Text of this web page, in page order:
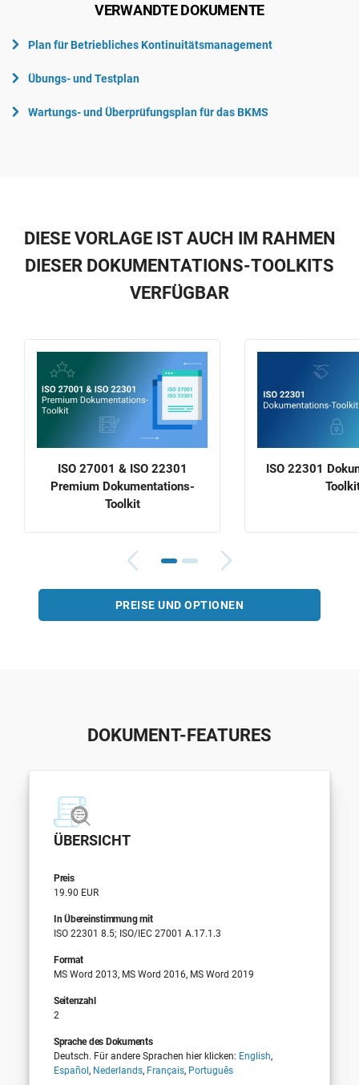
VERWANDTE DOKUMENTE
Plan für Betriebliches Kontinuitätsmanagement
Übungs- und Testplan
Wartungs- und Überprüfungsplan für das BKMS
DIESE VORLAGE IST AUCH IM RAHMEN
DIESER DOKUMENTATIONS-TOOLKITS
VERFÜGBAR
ISO 27001 & ISO 22301
Premium Dokumentations-
Toolkit
ISO 22301
PREISE UND OPTIONEN
DOKUMENT-FEATURES
ÜBERSICHT
Preis
19.90 EUR
In Übereinstimmung mit
ISO 22301 8.5; ISO/IEC 27001 A.17.1.3
Format
MS Word 2013, MS Word 2016, MS Word 2019
Seitenzahl
2
Sprache des Dokuments
Deutsch. Für andere Sprachen hier klicken: English,
Español, Nederlands, Français, Português